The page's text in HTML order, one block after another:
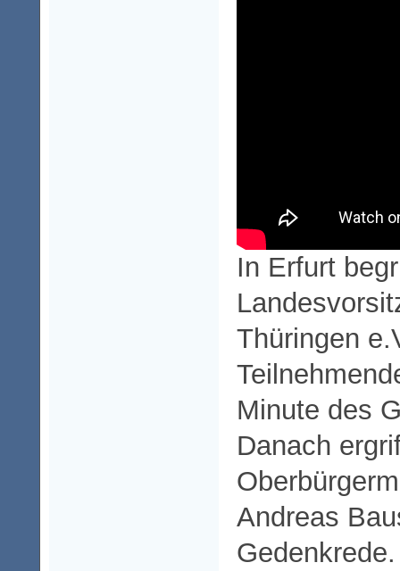
In Erfurt
Thüringen
Minute des
Danach
Andreas
Gedenkrede.